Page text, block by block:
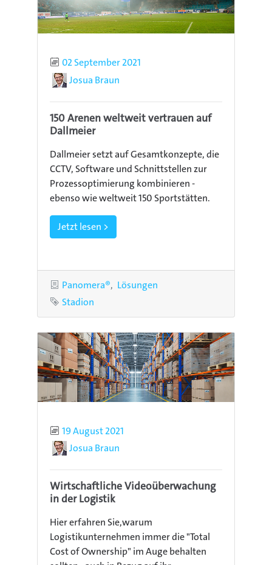
Publiziert
02 September 2021
AutorJosua Braun
150 Arenen weltweit vertrauen auf
Dallmeier
Dallmeier setzt auf Gesamtkonzepte, die
CCTV, Software und Schnittstellen zur
Prozessoptimierung kombinieren -
ebenso wie weltweit 150 Sportstätten.
Jetzt lesen >
Kategorien
Panomera®
Lösungen
Schlagwort
Stadion
Publiziert
19 August 2021
AutorJosua Braun
Wirtschaftliche Videoüberwachung
in der Logistik
Hier erfahren Sie,warum
Logistikunternehmen immer die "Total
Cost of Ownership" im Auge behalten